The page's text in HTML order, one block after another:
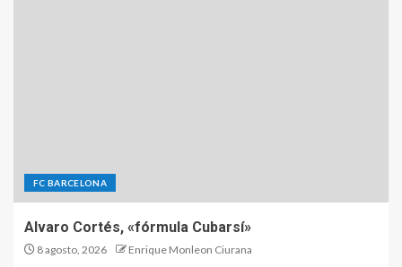
FC BARCELONA
Alvaro Cortés, «fórmula Cubarsí»
8 agosto, 2026 Enrique Monleon Ciurana